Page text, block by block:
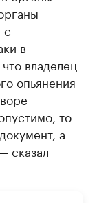
с
в
владелец
опьянения
то
а
сказал